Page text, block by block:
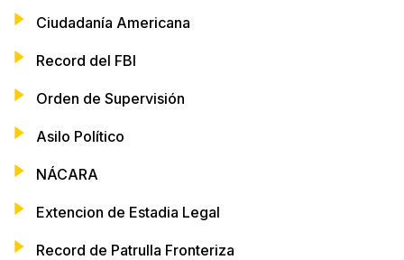
Ciudadanía Americana
Record del FBI
Orden de Supervisión
Asilo Político
NÁCARA
Extencion de Estadia Legal
Record de Patrulla Fronteriza